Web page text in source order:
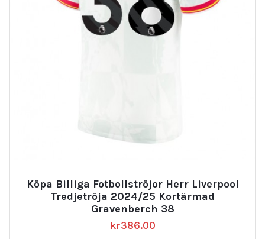
Köpa Billiga Fotbollströjor Herr Liverpool
Tredjetröja 2024/25 Kortärmad
Gravenberch 38
kr386.00